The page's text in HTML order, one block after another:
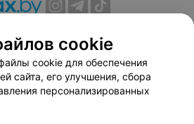
договор
Способы оплаты
по использованию сервиса
«Афиша»
соглашение
cookie
cookie для обеспечения
сайта, его улучшения, сбора
персонализированных